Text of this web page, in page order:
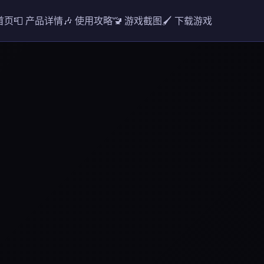
📮 产品详情🎶 使用攻略🚾 游戏截图🖌️ 下载游戏